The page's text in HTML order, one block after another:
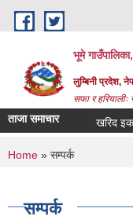
Skip to main content
भूमे
लुम्बिनी प्रदेश,
सफा र हरियालीः
ताजा समाचार खरिद इकाई
You are here
Home » सम्पर्क
सम्पर्क